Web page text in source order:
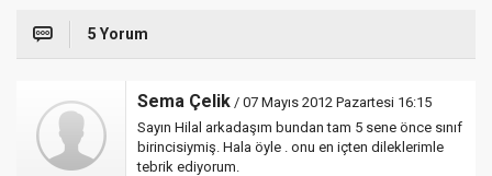
5 Yorum
Sema Çelik / 07 Mayıs 2012 Pazartesi 16:15
Sayın Hilal arkadaşım bundan tam 5 sene önce sınıf
birincisiymiş. Hala öyle . onu en içten dileklerimle
tebrik ediyorum.